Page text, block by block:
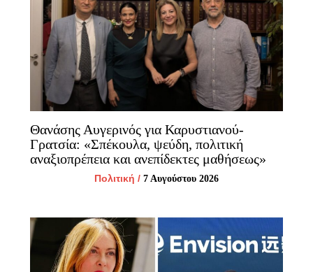
Θανάσης Αυγερινός για Καρυστιανού-
Γρατσία: «Σπέκουλα, ψεύδη, πολιτική
αναξιοπρέπεια και ανεπίδεκτες μαθήσεως»
Πολιτική / 7 Αυγούστου 2026